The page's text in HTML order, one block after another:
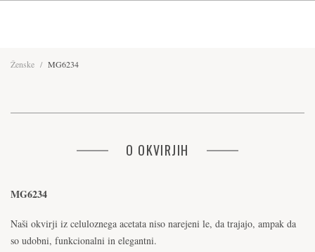
Ženske / MG6234
O OKVIRJIH
MG6234
Naši okvirji iz celuloznega acetata niso narejeni le, da trajajo, ampak da
so udobni, funkcionalni in elegantni.